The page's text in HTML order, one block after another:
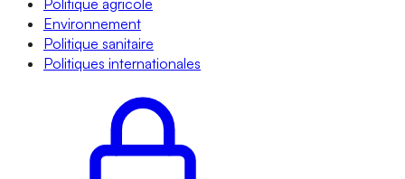
Politique agricole
Environnement
Politique sanitaire
Politiques internationales